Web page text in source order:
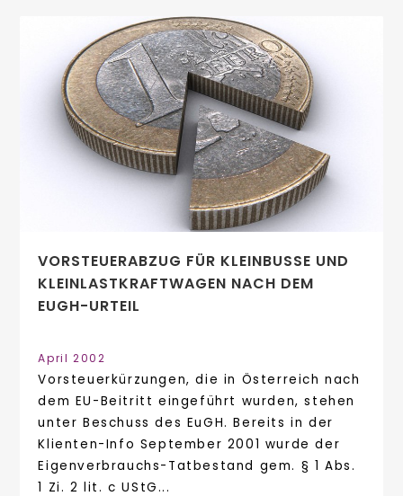
VORSTEUERABZUG FÜR KLEINBUSSE UND
KLEINLASTKRAFTWAGEN NACH DEM
EUGH-URTEIL
April 2002
Vorsteuerkürzungen, die in Österreich nach
dem EU-Beitritt eingeführt wurden, stehen
unter Beschuss des EuGH. Bereits in der
Klienten-Info September 2001 wurde der
Eigenverbrauchs-Tatbestand gem. § 1 Abs.
1 Zi. 2 lit. c UStG...